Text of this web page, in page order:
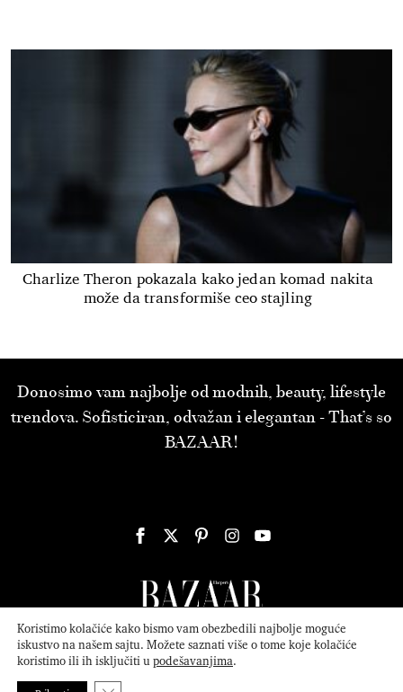
Charlize Theron pokazala kako jedan komad nakita
može da transformiše ceo stajling
Donosimo vam najbolje od modnih, beauty, lifestyle
trendova. Sofisticiran, odvažan i elegantan - That’s so
BAZAAR!
© 2026ATTICA MEDIASerbia, Inc. All Rights Reserved.
Koristimo kolačiće kako bismo vam obezbedili najbolje moguće
iskustvo na našem sajtu. Možete saznati više o tome koje kolačiće
koristimo ili ih isključiti upodešavanjima.